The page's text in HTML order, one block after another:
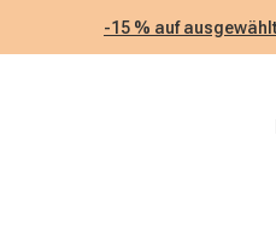
-15 % auf